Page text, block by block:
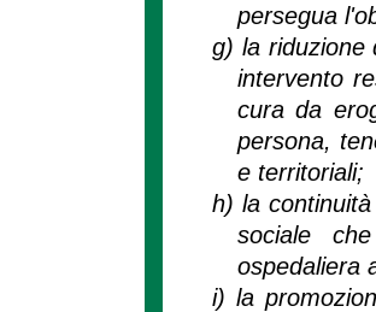
persegua
g) la riduzione
intervento
cura da
persona,
e territoriali;
h)la
sociale
ospedaliera
i)la